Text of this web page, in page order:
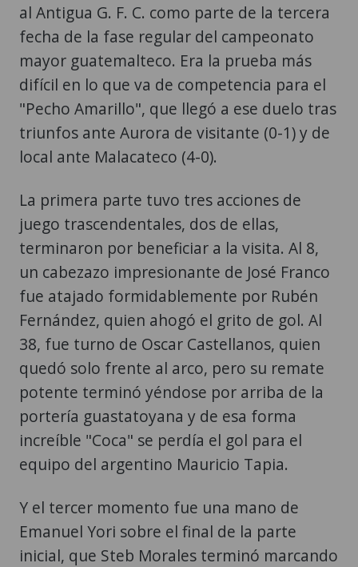
al Antigua G. F. C. como parte de la tercera
fecha de la fase regular del campeonato
mayor guatemalteco. Era la prueba más
difícil en lo que va de competencia para el
"Pecho Amarillo", que llegó a ese duelo tras
triunfos ante Aurora de visitante (0-1) y de
local ante Malacateco (4-0).
La primera parte tuvo tres acciones de
juego trascendentales, dos de ellas,
terminaron por beneficiar a la visita. Al 8,
un cabezazo impresionante de José Franco
fue atajado formidablemente por Rubén
Fernández, quien ahogó el grito de gol. Al
38, fue turno de Oscar Castellanos, quien
quedó solo frente al arco, pero su remate
potente terminó yéndose por arriba de la
portería guastatoyana y de esa forma
increíble "Coca" se perdía el gol para el
equipo del argentino Mauricio Tapia.
Y el tercer momento fue una mano de
Emanuel Yori sobre el final de la parte
inicial, que Steb Morales terminó marcando